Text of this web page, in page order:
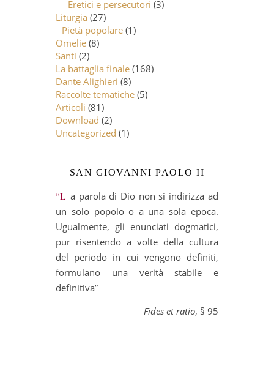
Eretici e persecutori (3)
Liturgia (27)
Pietà popolare (1)
Omelie (8)
Santi (2)
La battaglia finale (168)
Dante Alighieri (8)
Raccolte tematiche (5)
Articoli (81)
Download (2)
Uncategorized (1)
SAN GIOVANNI PAOLO II
“La parola di Dio non si indirizza ad
un solo popolo o a una sola epoca.
Ugualmente, gli enunciati dogmatici,
pur risentendo a volte della cultura
del periodo in cui vengono definiti,
formulano una verità stabile e
definitiva”
Fides et ratio, § 95